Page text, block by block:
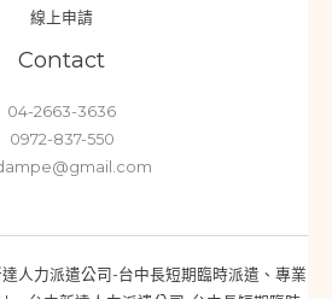
線上申請
Contact
04-2663-3636
0972-837-550
人力派遣公司-台中長短期臨時派遣、專業